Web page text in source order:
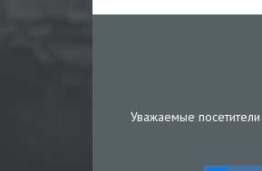
Уважаемые